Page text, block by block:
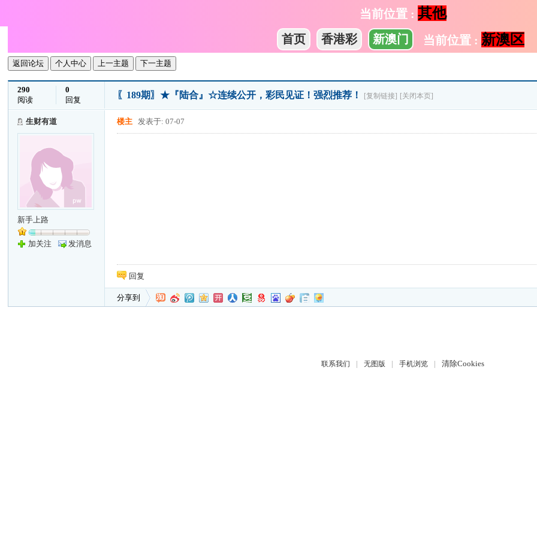
当前位置 : 其他
首页 香港彩 新澳门 当前位置 : 新澳区
返回论坛 个人中心 上一主题 下一主题
290
阅读
0
回复
〖189期〗★『陆合』☆连续公开，彩民见证！强烈推荐！ [复制链接] [关闭本页]
生财有道
新手上路
加关注 发消息
楼主 发表于: 07-07
回复
分享到
联系我们 | 无图版 | 手机浏览 | 清除Cookies